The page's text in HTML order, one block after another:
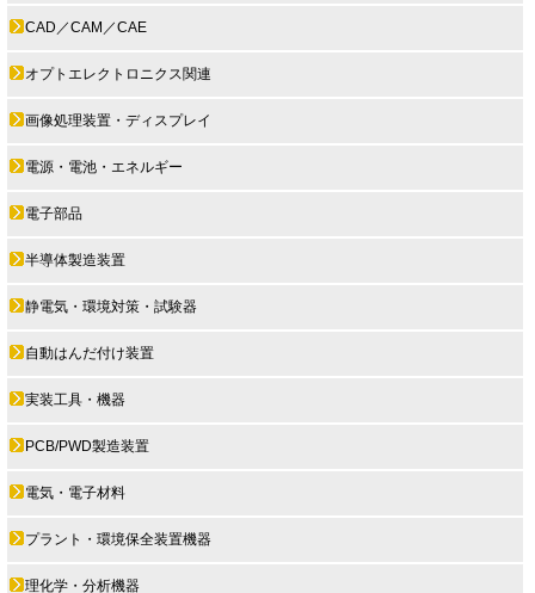
CAD／CAM／CAE
オプトエレクトロニクス関連
画像処理装置・ディスプレイ
電源・電池・エネルギー
電子部品
半導体製造装置
静電気・環境対策・試験器
自動はんだ付け装置
実装工具・機器
PCB/PWD製造装置
電気・電子材料
プラント・環境保全装置機器
理化学・分析機器